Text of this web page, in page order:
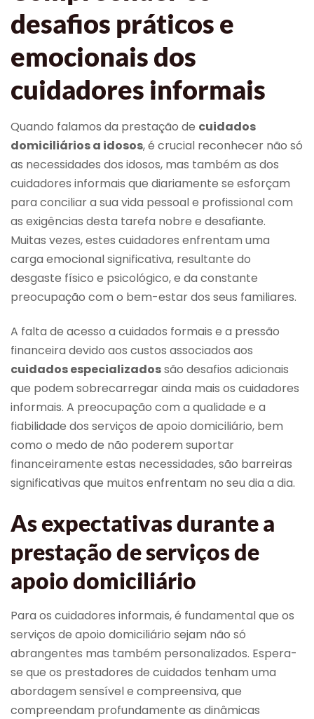
desafios práticos e
emocionais dos
cuidadores informais
Quando falamos da prestação de cuidados
domiciliários a idosos, é crucial reconhecer não só
as necessidades dos idosos, mas também as dos
cuidadores informais que diariamente se esforçam
para conciliar a sua vida pessoal e profissional com
as exigências desta tarefa nobre e desafiante.
Muitas vezes, estes cuidadores enfrentam uma
carga emocional significativa, resultante do
desgaste físico e psicológico, e da constante
preocupação com o bem-estar dos seus familiares.
A falta de acesso a cuidados formais e a pressão
financeira devido aos custos associados aos
cuidados especializadossão desafios adicionais
que podem sobrecarregar ainda mais os cuidadores
informais. A preocupação com a qualidade e a
fiabilidade dos serviços de apoio domiciliário, bem
como o medo de não poderem suportar
financeiramente estas necessidades, são barreiras
significativas que muitos enfrentam no seu dia a dia.
As expectativas durante a
prestação de serviços de
apoio domiciliário
Para os cuidadores informais, é fundamental que os
serviços de apoio domiciliário sejam não só
abrangentes mas também personalizados. Espera-
se que os prestadores de cuidados tenham uma
abordagem sensível e compreensiva, que
compreendam profundamente as dinâmicas